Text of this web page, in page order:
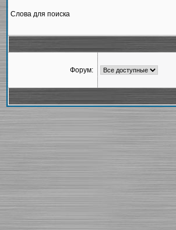
Слова для поиска
Форум: